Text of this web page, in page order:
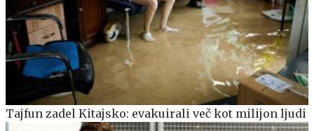
Tajfun zadel Kitajsko: evakuirali več kot milijon ljudi